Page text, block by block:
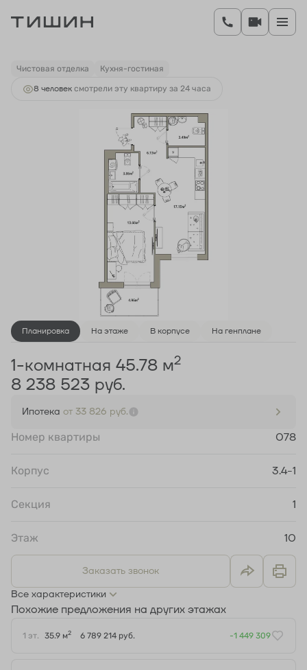
1-комнатная 45.78 м 8 238 523 руб.
Ипотекаот 33 826 руб.
Чистовая отделка Кухня-гостиная
8 человек смотрели эту квартиру за 24 часа
Планировка На этаже В корпусе На генплане
1-комнатная 45.78 м2
8 238 523 руб.
Ипотека от 33 826 руб.
Номер квартиры 078
Корпус 3.4-1
Секция 1
Этаж 10
Заказать звонок
Все характеристики
Похожие предложения на других этажах
1 эт. 35.9 м2 6 789 214 руб. -1 449 309